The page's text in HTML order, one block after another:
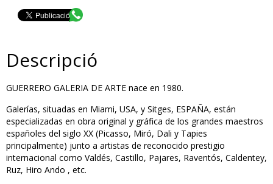
Descripció
GUERRERO GALERIA DE ARTE nace en 1980.
Galerías, situadas en Miami, USA, y Sitges, ESPAÑA, están
especializadas en obra original y gráfica de los grandes maestros
españoles del siglo XX (Picasso, Miró, Dali y Tapies
principalmente) junto a artistas de reconocido prestigio
internacional como Valdés, Castillo, Pajares, Raventós, Caldentey,
Ruz, Hiro Ando , etc.